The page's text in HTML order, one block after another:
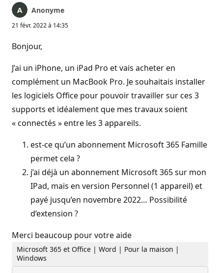
Anonyme
21 févr. 2022 à 14:35
Bonjour,
J’ai un iPhone, un iPad Pro et vais acheter en
complément un MacBook Pro. Je souhaitais installer
les logiciels Office pour pouvoir travailler sur ces 3
supports et idéalement que mes travaux soient
« connectés » entre les 3 appareils.
est-ce qu’un abonnement Microsoft 365 Famille
permet cela ?
j’ai déjà un abonnement Microsoft 365 sur mon
IPad, mais en version Personnel (1 appareil) et
payé jusqu’en novembre 2022… Possibilité
d’extension ?
Merci beaucoup pour votre aide
Microsoft 365 et Office | Word | Pour la maison |
Windows